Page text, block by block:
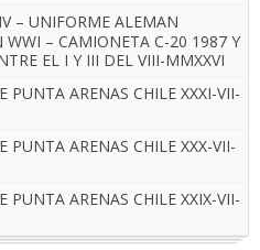
– UNIFORME ALEMAN
– CAMIONETA C-20 1987 Y
EL I Y III DEL VIII-MMXXVI
PUNTA ARENAS CHILE XXXI-VII-
PUNTA ARENAS CHILE XXX-VII-
PUNTA ARENAS CHILE XXIX-VII-